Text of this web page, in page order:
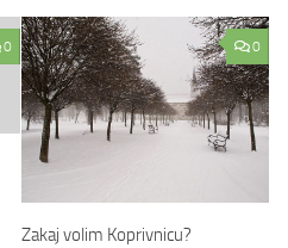
0 0
Zakaj volim Koprivnicu?